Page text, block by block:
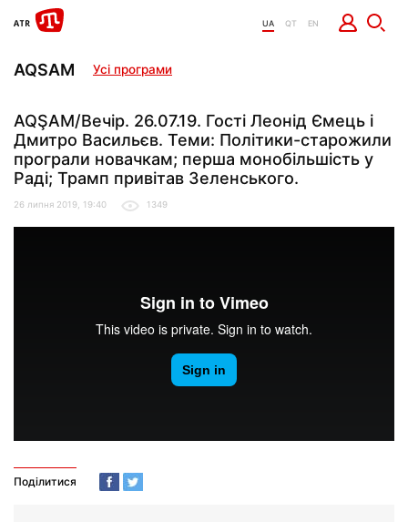
UA QT EN
AQSAM Усі програми
AQŞAM/Вечір. 26.07.19. Гості Леонід Ємець і
Дмитро Васильєв. Теми: Політики-старожили
програли новачкам; перша монобільшість у
Раді; Трамп привітав Зеленського.
26 липня 2019, 19:40 1349
Поділитися